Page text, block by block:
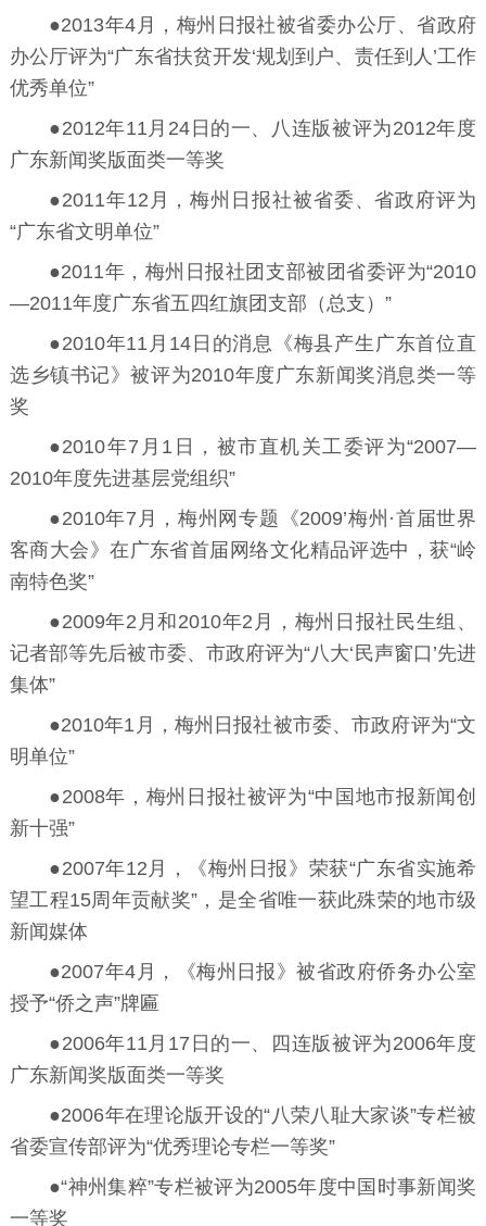
●2013年4月，梅州日报社被省委办公厅、省政府
办公厅评为“广东省扶贫开发‘规划到户、责任到人’工作
优秀单位”
●2012年11月24日的一、八连版被评为2012年度
广东新闻奖版面类一等奖
●2011年12月，梅州日报社被省委、省政府评为
“广东省文明单位”
●2011年，梅州日报社团支部被团省委评为“2010
—2011年度广东省五四红旗团支部（总支）”
●2010年11月14日的消息《梅县产生广东首位直
选乡镇书记》被评为2010年度广东新闻奖消息类一等
奖
●2010年7月1日，被市直机关工委评为“2007—
2010年度先进基层党组织”
●2010年7月，梅州网专题《2009’梅州·首届世界
客商大会》在广东省首届网络文化精品评选中，获“岭
南特色奖”
●2009年2月和2010年2月，梅州日报社民生组、
记者部等先后被市委、市政府评为“八大‘民声窗口’先进
集体”
●2010年1月，梅州日报社被市委、市政府评为“文
明单位”
●2008年，梅州日报社被评为“中国地市报新闻创
新十强”
●2007年12月，《梅州日报》荣获“广东省实施希
望工程15周年贡献奖”，是全省唯一获此殊荣的地市级
新闻媒体
●2007年4月，《梅州日报》被省政府侨务办公室
授予“侨之声”牌匾
●2006年11月17日的一、四连版被评为2006年度
广东新闻奖版面类一等奖
●2006年在理论版开设的“八荣八耻大家谈”专栏被
省委宣传部评为“优秀理论专栏一等奖”
●“神州集粹”专栏被评为2005年度中国时事新闻奖
一等奖